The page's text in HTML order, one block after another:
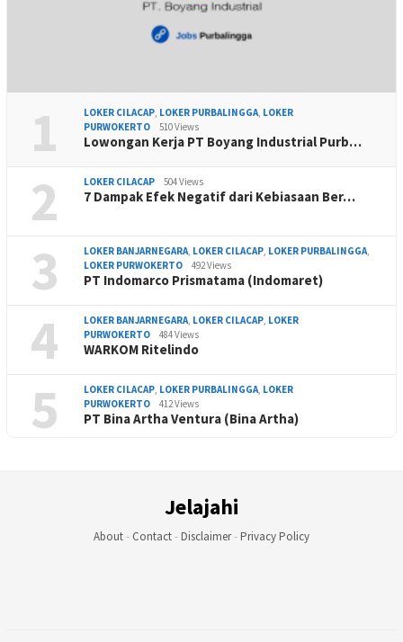
1 LOKER CILACAP, LOKER PURBALINGGA, LOKER
PURWOKERTO
510 Views
Lowongan Kerja PT Boyang Industrial Purb…
2 LOKER CILACAP 504 Views
7 Dampak Efek Negatif dari Kebiasaan Ber…
3 LOKER BANJARNEGARA, LOKER CILACAP, LOKER PURBALINGGA,
LOKER PURWOKERTO
492 Views
PT Indomarco Prismatama (Indomaret)
4 LOKER BANJARNEGARA, LOKER CILACAP, LOKER
PURWOKERTO
484 Views
WARKOM Ritelindo
5 LOKER CILACAP, LOKER PURBALINGGA, LOKER
PURWOKERTO
412 Views
PT Bina Artha Ventura (Bina Artha)
Jelajahi
About- Contact- Disclaimer- Privacy Policy